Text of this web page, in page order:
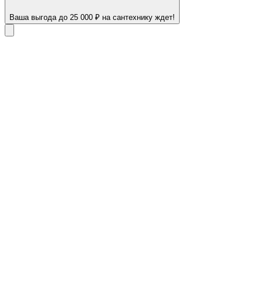
Ваша выгода до 25 000 ₽ на сантехнику ждет!